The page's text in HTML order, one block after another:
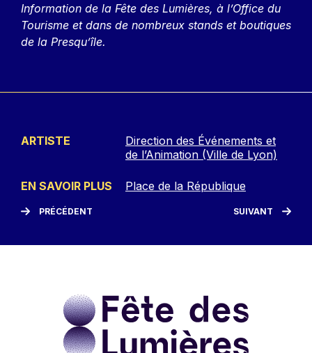
Information de la Fête des Lumières, à l’Office du
Tourisme et dans de nombreux stands et boutiques
de la Presqu’île.
ARTISTE
Direction des Événements et
de l’Animation (Ville de Lyon)
EN SAVOIR PLUS Place de la République
PRÉCÉDENT SUIVANT